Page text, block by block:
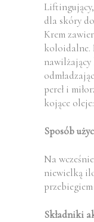
dla skóry
Krem
koloidalne.
pereł i
kojące
Sposób
Na
niewielką
Składniki